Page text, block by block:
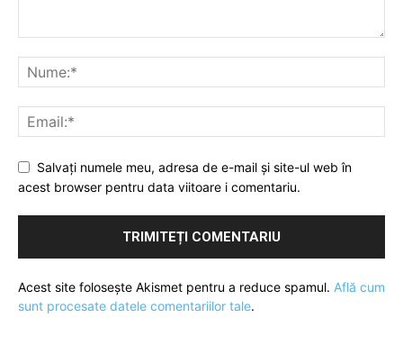
Salvați numele meu, adresa de e-mail și site-ul web în
acest browser pentru data viitoare i comentariu.
Acest site folosește Akismet pentru a reduce spamul. Află cum
sunt procesate datele comentariilor tale.